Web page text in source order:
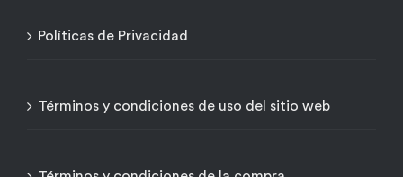
Políticas de Privacidad
Términos y condiciones de uso del sitio web